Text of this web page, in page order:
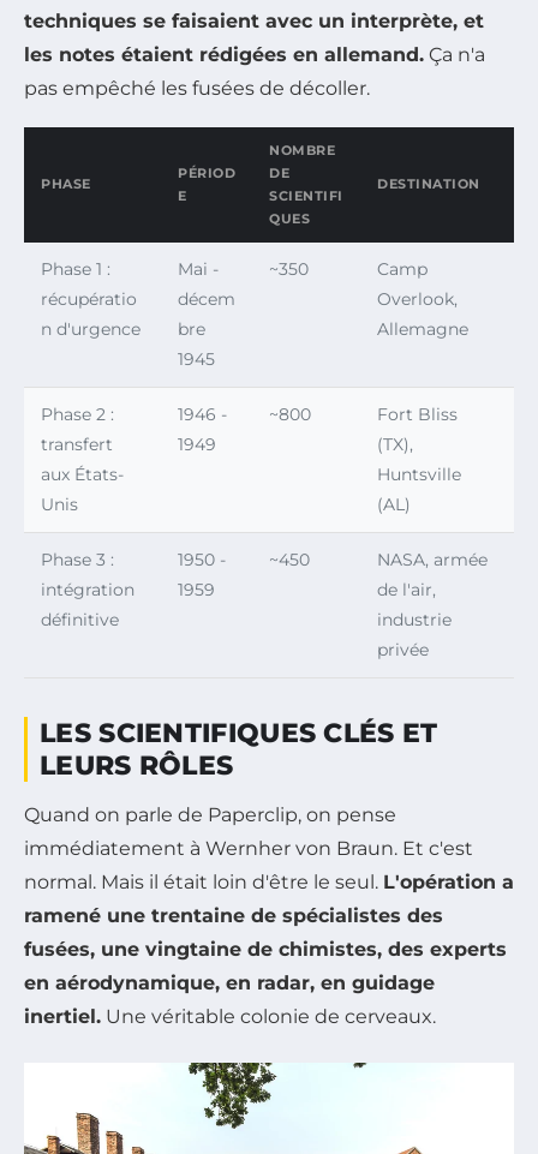
techniques se faisaient avec un interprète, et
les notes étaient rédigées en allemand. Ça n'a
pas empêché les fusées de décoller.
PHASE
PÉRIOD
E
NOMBRE
DE
SCIENTIFI
QUES
DESTINATION
Phase 1 :
récupératio
n d'urgence
Mai -
décem
bre
1945
~350
Camp
Overlook,
Allemagne
Phase 2 :
transfert
aux États-
Unis
1946 -
1949
~800
Fort Bliss
(TX),
Huntsville
(AL)
Phase 3 :
intégration
définitive
1950 -
1959
~450
NASA, armée
de l'air,
industrie
privée
LES SCIENTIFIQUES CLÉS ET
LEURS RÔLES
Quand on parle de Paperclip, on pense
immédiatement à Wernher von Braun. Et c'est
normal. Mais il était loin d'être le seul. L'opération a
ramené une trentaine de spécialistes des
fusées, une vingtaine de chimistes, des experts
en aérodynamique, en radar, en guidage
inertiel. Une véritable colonie de cerveaux.